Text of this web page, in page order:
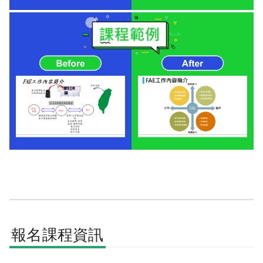
報名課程資訊